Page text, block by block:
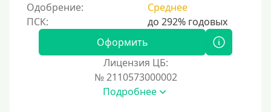
100 руб
300 руб
Одобрение:
Среднее
Оформить
Лицензия ЦБ:
№ 2110573000002
Подробнее